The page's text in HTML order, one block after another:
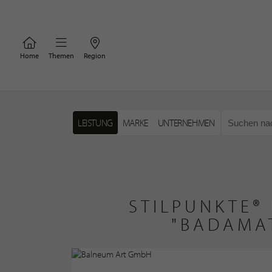
Home Themen Region
LEISTUNG MARKE UNTERNEHMEN
STILPUNKTE®